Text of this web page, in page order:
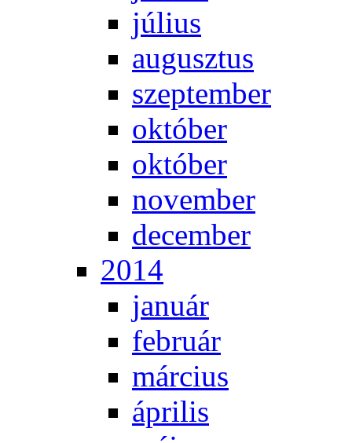
jú­li­us
au­gusz­tus
szep­tem­ber
ok­tó­ber
ok­tó­ber
no­vem­ber
de­cem­ber
2014
ja­nu­ár
feb­ru­ár
már­ci­us
áp­ri­lis